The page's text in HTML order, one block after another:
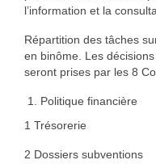
l’information et la
Répartition des tâches
en binôme. Les
seront prises par les 8
Politique financière
1 Trésorerie
2 Dossiers subventions